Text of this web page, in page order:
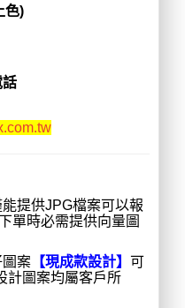
色)
話
提供JPG檔案可以報
單時必需提供向量圖
案 【現成款設計】可
計圖案均屬客戶所